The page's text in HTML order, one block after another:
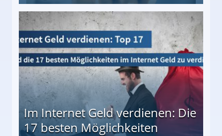
besten Möglichkeiten
Im Internet Geld verdienen: Die
17 besten Möglichkeiten